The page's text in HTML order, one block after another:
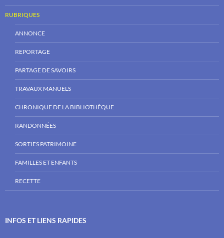
RUBRIQUES
ANNONCE
REPORTAGE
PARTAGE DE SAVOIRS
TRAVAUX MANUELS
CHRONIQUE DE LA BIBLIOTHÈQUE
RANDONNÉES
SORTIES PATRIMOINE
FAMILLES ET ENFANTS
RECETTE
INFOS ET LIENS RAPIDES